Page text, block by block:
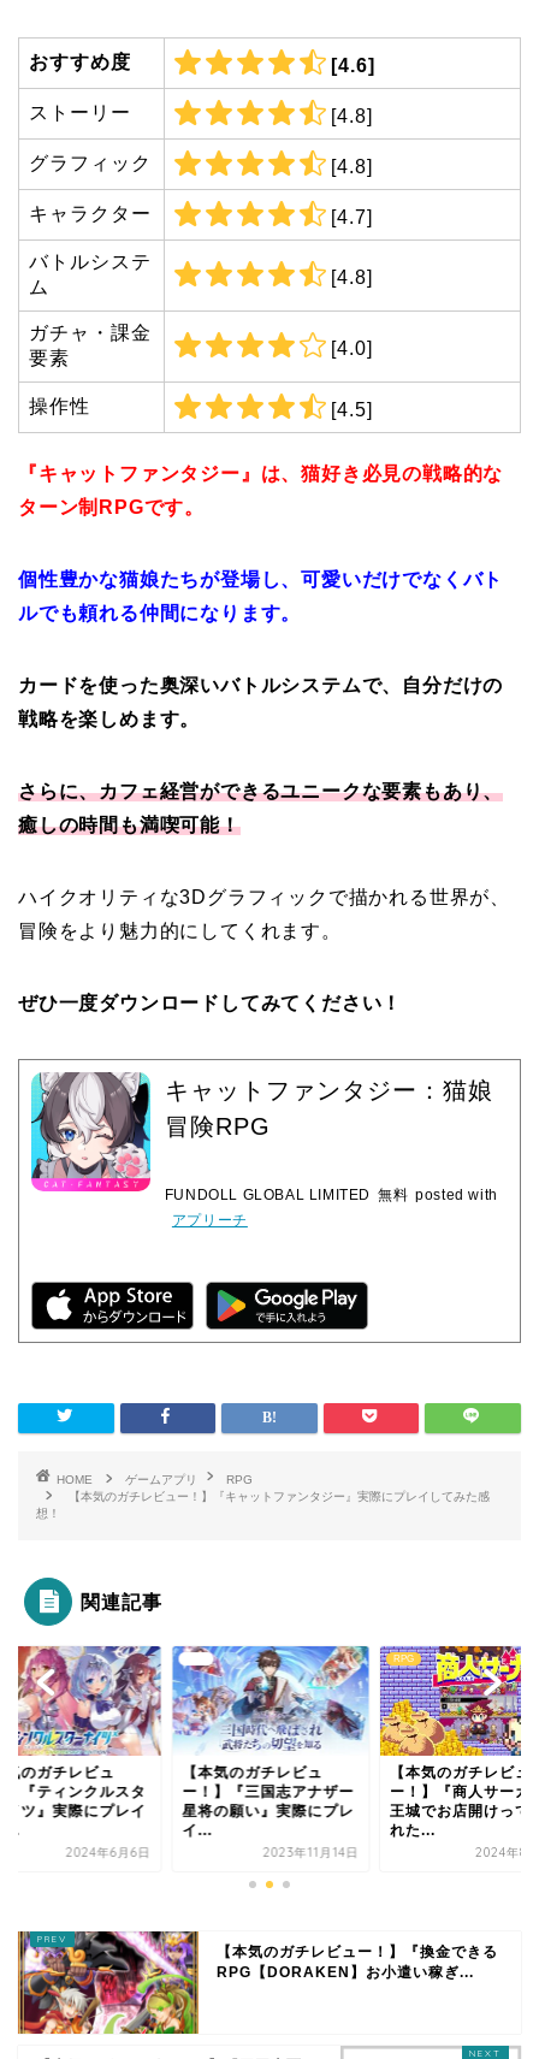
おすすめ度 [4.6]
ストーリー [4.8]
グラフィック [4.8]
キャラクター [4.7]
バトルシステ
ム
[4.8]
ガチャ・課金
要素
[4.0]
操作性 [4.5]
『キャットファンタジー』は、猫好き必見の戦略的な
ターン制RPGです。
個性豊かな猫娘たちが登場し、可愛いだけでなくバト
ルでも頼れる仲間になります。
カードを使った奥深いバトルシステムで、自分だけの
戦略を楽しめます。
さらに、カフェ経営ができるユニークな要素もあり、
癒しの時間も満喫可能！
ハイクオリティな3Dグラフィックで描かれる世界が、
冒険をより魅力的にしてくれます。
ぜひ一度ダウンロードしてみてください！
キャットファンタジー：猫娘
冒険RPG
FUNDOLL GLOBAL LIMITED 無料 posted with
アプリーチ
HOME ゲームアプリ
RPG
【本気のガチレビュー！】『キャットファンタジー』実際にプレイしてみた感
想！
関連記事
気のガチレビュ
】『ティンクルスタ
イツ』実際にプレイ
...
2024年6月6日
【本気のガチレビュ
ー！】『三国志アナザー
星将の願い』実際にプレ
イ...
2023年11月14日
RPG
【本気のガチレビュ
ー！】『商人サーガ
王城でお店開けって
れた...
2024年8
【本気のガチレビュー！】『換金できる
RPG【DORAKEN】お小遣い稼ぎ...